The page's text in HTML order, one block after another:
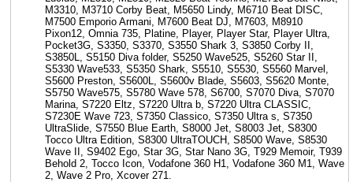
M3310, M3710 Corby Beat, M5650 Lindy, M6710 Beat DISC,
M7500 Emporio Armani, M7600 Beat DJ, M7603, M8910
Pixon12, Omnia 735, Platine, Player, Player Star, Player Ultra,
Pocket3G, S3350, S3370, S3550 Shark 3, S3850 Corby II,
S3850L, S5150 Diva folder, S5250 Wave525, S5260 Star II,
S5330 Wave533, S5350 Shark, S5510, S5530, S5560 Marvel,
S5600 Preston, S5600L, S5600v Blade, S5603, S5620 Monte,
S5750 Wave575, S5780 Wave 578, S6700, S7070 Diva, S7070
Marina, S7220 Eltz, S7220 Ultra b, S7220 Ultra CLASSIC,
S7230E Wave 723, S7350 Classico, S7350 Ultra s, S7350
UltraSlide, S7550 Blue Earth, S8000 Jet, S8003 Jet, S8300
Tocco Ultra Edition, S8300 UltraTOUCH, S8500 Wave, S8530
Wave II, S9402 Ego, Star 3G, Star Nano 3G, T929 Memoir, T939
Behold 2, Tocco Icon, Vodafone 360 H1, Vodafone 360 M1, Wave
2, Wave 2 Pro, Xcover 271.